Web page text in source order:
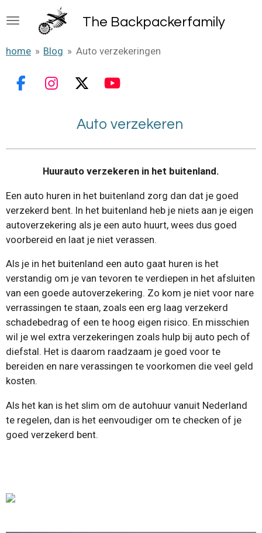
direct
de
The Backpackerfamily
home » Blog » Auto verzekeringen
F
b
I
a
r
m
X
Y
u
T
u
e
Auto verzekeren
Huurauto verzekeren in het buitenland.
Een auto huren in het buitenland zorg dan dat je goed
verzekerd bent. In het buitenland heb je niets aan je eigen
autoverzekering als je een auto huurt, wees dus goed
voorbereid en laat je niet verassen.
Als je in het buitenland een auto gaat huren is het
verstandig om je van tevoren te verdiepen in het afsluiten
van een goede autoverzekering. Zo kom je niet voor nare
verrassingen te staan, zoals een erg laag verzekerd
schadebedrag of een te hoog eigen risico. En misschien
wil je wel extra verzekeringen zoals hulp bij auto pech of
diefstal. Het is daarom raadzaam je goed voor te
bereiden en nare verassingen te voorkomen die veel geld
kosten.
Als het kan is het slim om de autohuur vanuit Nederland
te regelen, dan is het eenvoudiger om te checken of je
goed verzekerd bent.